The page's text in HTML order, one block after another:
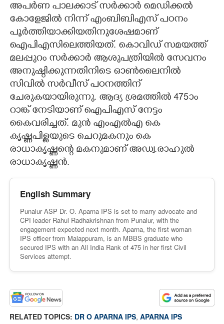
അപർണ പാലക്കാട് സർക്കാർ മെഡിക്കൽ
കോളേജിൽ നിന്ന് എംബിബിഎസ് പഠനം
പൂർത്തിയാക്കിയതിനുശേഷമാണ്
ഐപിഎസിലെത്തിയത്. കൊവിഡ് സമയത്ത്
മലപ്പുറം സർക്കാർ ആശുപത്രിയിൽ സേവനം
അനുഷ്ഠിക്കുന്നതിനിടെ ഓൺലൈനിൽ
സിവിൽ സർവീസ് പഠനത്തിന്
ചേരുകയായിരുന്നു. ആദ്യ ശ്രമത്തിൽ 475ാം
റാങ്ക് നേടിയാണ് ഐപിഎസ് നേട്ടം
കൈവരിച്ചത്. മുൻ എംഎൽഎ കെ
കൃഷ്ണപിള്ളയുടെ ചെറുമകനും കെ
രാധാകൃഷ്ണന്റെ മകനുമാണ് അഡ്വ.രാഹുൽ
രാധാകൃഷ്ണൻ.
English Summary
Punalur ASP Dr. O. Aparna IPS is set to marry advocate and
CPI leader Rahul Radhakrishnan from Punalur, with the
engagement expected next month. Aparna, the first woman
IPS officer from Malappuram, is an MBBS graduate who
secured IPS with an All India Rank of 475 in her first Civil
Services attempt.
RELATED TOPICS: DR O APARNA IPS, APARNA IPS